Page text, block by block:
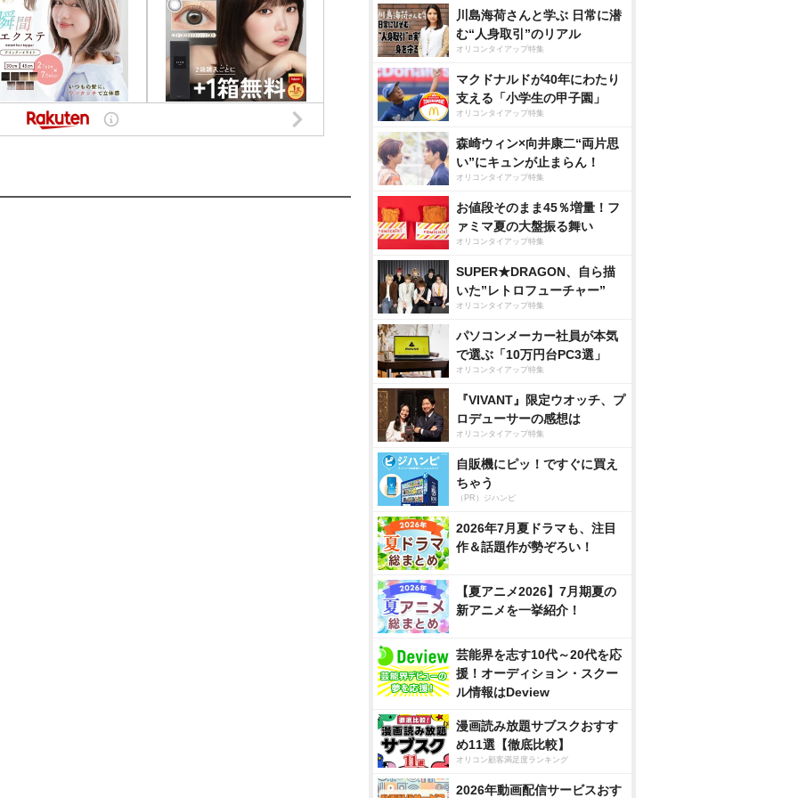
川島海荷さんと学ぶ 日常に潜
む“人身取引”のリアル
オリコンタイアップ特集
マクドナルドが40年にわたり
支える「小学生の甲子園」
オリコンタイアップ特集
森崎ウィン×向井康二“両片思
い”にキュンが止まらん！
オリコンタイアップ特集
お値段そのまま45％増量！フ
ァミマ夏の大盤振る舞い
オリコンタイアップ特集
SUPER★DRAGON、自ら描
いた”レトロフューチャー”
オリコンタイアップ特集
パソコンメーカー社員が本気
で選ぶ「10万円台PC3選」
オリコンタイアップ特集
『VIVANT』限定ウオッチ、プ
ロデューサーの感想は
オリコンタイアップ特集
自販機にピッ！ですぐに買え
ちゃう
（PR）ジハンピ
2026年7月夏ドラマも、注目
作＆話題作が勢ぞろい！
【夏アニメ2026】7月期夏の
新アニメを一挙紹介！
芸能界を志す10代～20代を応
援！オーディション・スクー
ル情報はDeview
漫画読み放題サブスクおすす
め11選【徹底比較】
オリコン顧客満足度ランキング
2026年動画配信サービスおす